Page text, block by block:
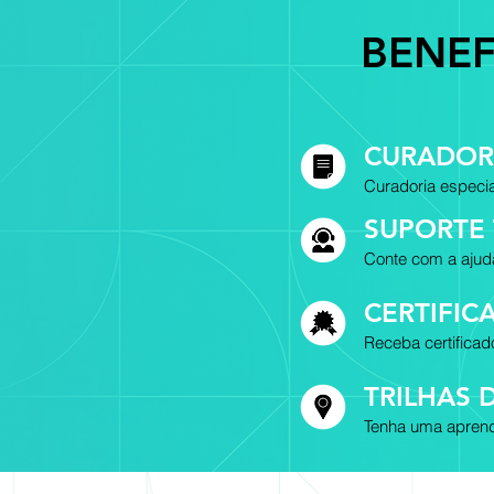
Curadoria
Conte com a
Receba
TRILHAS
Tenha uma